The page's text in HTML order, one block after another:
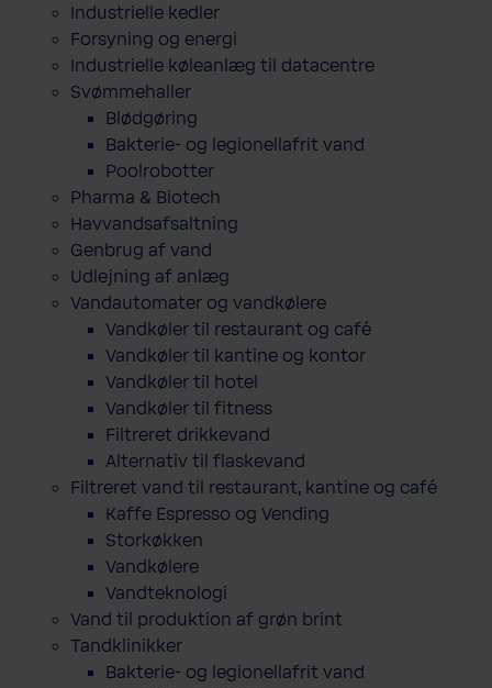
Industrielle kedler
Forsyning og energi
Industrielle køleanlæg til datacentre
Svømmehaller
Blødgøring
Bakterie- og legionellafrit vand
Poolrobotter
Pharma & Biotech
Havvandsafsaltning
Genbrug af vand
Udlejning af anlæg
Vandautomater og vandkølere
Vandkøler til restaurant og café
Vandkøler til kantine og kontor
Vandkøler til hotel
Vandkøler til fitness
Filtreret drikkevand
Alternativ til flaskevand
Filtreret vand til restaurant, kantine og café
Kaffe Espresso og Vending
Storkøkken
Vandkølere
Vandteknologi
Vand til produktion af grøn brint
Tandklinikker
Bakterie-​ og legio­nel­lafrit vand